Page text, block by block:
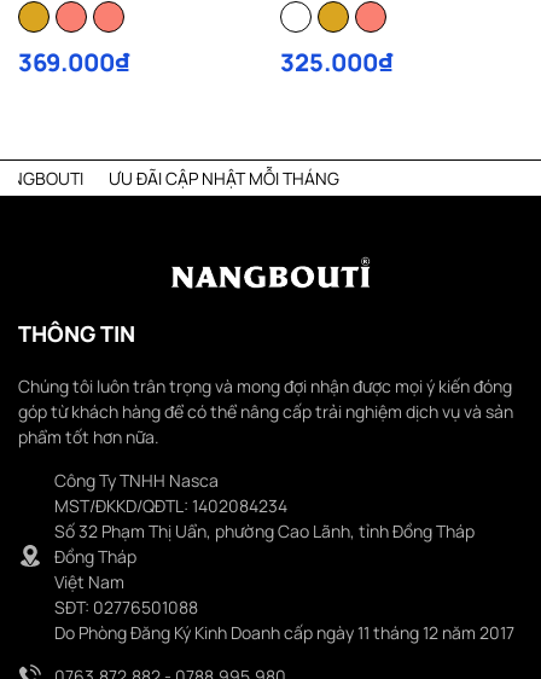
369.000₫ 325.000₫
ƯU ĐÃI CẬP NHẬT MỖI THÁNG
THÔNG TIN
Chúng tôi luôn trân trọng và mong đợi nhận được mọi ý kiến đóng
góp từ khách hàng để có thể nâng cấp trải nghiệm dịch vụ và sản
phẩm tốt hơn nữa.
Công Ty TNHH Nasca
MST/ĐKKD/QĐTL: 1402084234
Số 32 Phạm Thị Uẩn, phường Cao Lãnh, tỉnh Đồng Tháp
Đồng Tháp
Việt Nam
SĐT: 02776501088
Do Phòng Đăng Ký Kinh Doanh cấp ngày 11 tháng 12 năm 2017